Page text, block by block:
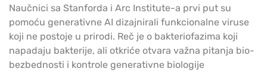
Naučnici sa Stanforda i Arc Institute-a prvi put su
pomoću generativne AI dizajnirali funkcionalne viruse
koji ne postoje u prirodi. Reč je o bakteriofazima koji
napadaju bakterije, ali otkriće otvara važna pitanja bio-
bezbednosti i kontrole generativne biologije